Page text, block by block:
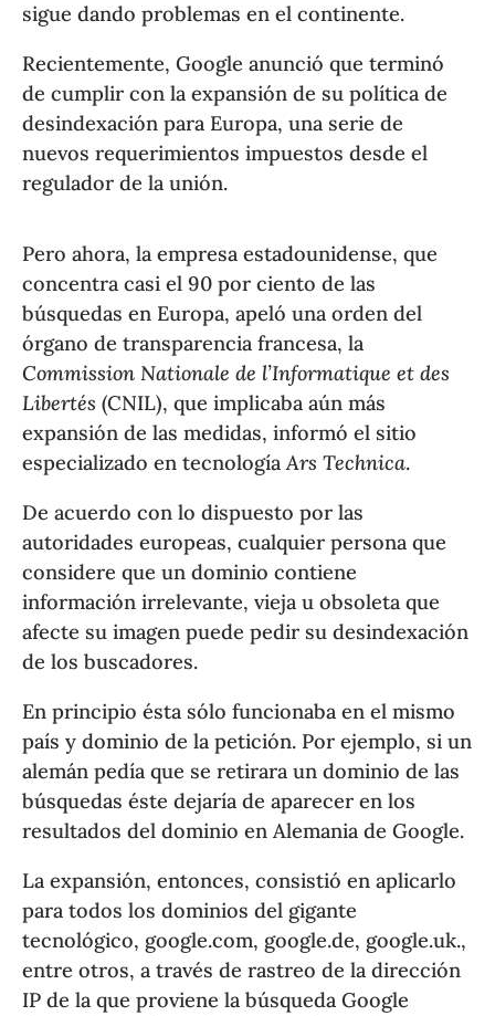
sigue dando problemas en el continente.
Recientemente, Google anunció que terminó
de cumplir con la expansión de su política de
desindexación para Europa, una serie de
nuevos requerimientos impuestos desde el
regulador de la unión.
Pero ahora, la empresa estadounidense, que
concentra casi el 90 por ciento de las
búsquedas en Europa, apeló una orden del
órgano de transparencia francesa, la
Commission Nationale de l’Informatique et des
Libertés (CNIL), que implicaba aún más
expansión de las medidas, informó el sitio
especializado en tecnologíaArs Technica.
De acuerdo con lo dispuesto por las
autoridades europeas, cualquier persona que
considere que un dominio contiene
información irrelevante, vieja u obsoleta que
afecte su imagen puede pedir su desindexación
de los buscadores.
En principio ésta sólo funcionaba en el mismo
país y dominio de la petición. Por ejemplo, si un
alemán pedía que se retirara un dominio de las
búsquedas éste dejaría de aparecer en los
resultados del dominio en Alemania de Google.
La expansión, entonces, consistió en aplicarlo
para todos los dominios del gigante
tecnológico, google.com, google.de, google.uk.,
entre otros, a través de rastreo de la dirección
IP de la que proviene la búsqueda Google